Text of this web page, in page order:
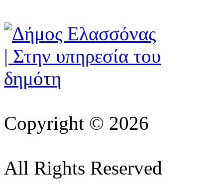
Copyright © 2026
All Rights Reserved